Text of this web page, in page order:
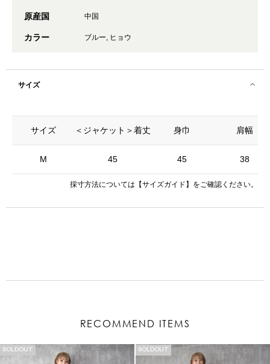
原産国 中国
カラー ブルー, ヒョウ
サイズ
サイズ
M
＜ジャケット＞着丈 身巾 肩幅
45 45 38
採寸方法については 【サイズガイド】 をご確認ください。
RECOMMEND ITEMS
SOLDOUT SOLDOUT